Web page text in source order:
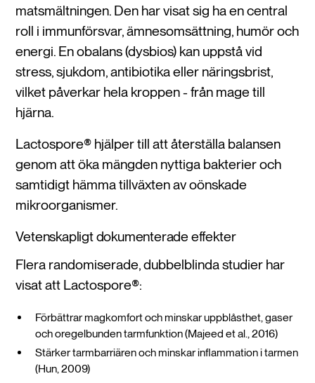
matsmältningen. Den har visat sig ha en central
roll i immunförsvar, ämnesomsättning, humör och
energi. En obalans (dysbios) kan uppstå vid
stress, sjukdom, antibiotika eller näringsbrist,
vilket påverkar hela kroppen - från mage till
hjärna.
Lactospore® hjälper till att återställa balansen
genom att öka mängden nyttiga bakterier och
samtidigt hämma tillväxten av oönskade
mikroorganismer.
Vetenskapligt dokumenterade effekter
Flera randomiserade, dubbelblinda studier har
visat att Lactospore®:
Förbättrar magkomfort och minskar uppblåsthet, gaser
och oregelbunden tarmfunktion (Majeed et al., 2016)
Stärker tarmbarriären och minskar inflammation i tarmen
(Hun, 2009)